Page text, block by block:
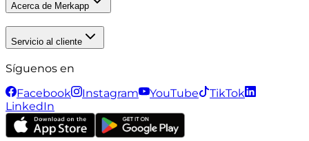
Acerca de Merkapp
Servicio al cliente
Síguenos en
Facebook
Instagram YouTube
TikTok
LinkedIn